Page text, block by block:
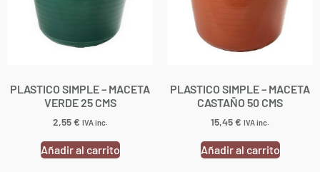
PLASTICO SIMPLE – MACETA
VERDE 25 CMS
2,55€ IVA inc.
Añadir al carrito
PLASTICO SIMPLE – MACETA
CASTAÑO 50 CMS
15,45€ IVA inc.
Añadir al carrito